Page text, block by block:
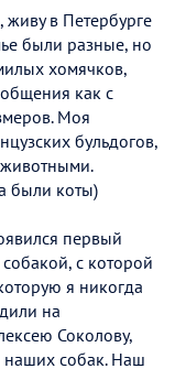
живу в Петербурге
были разные, но
хомячков,
как с
Моя
бульдогов,
животными.
были коты)
первый
с которой
я никогда
на
Соколову,
наших собак. Наш